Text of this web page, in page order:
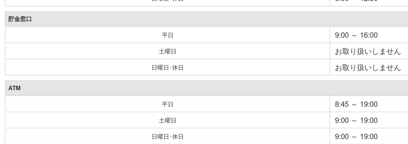
貯金窓口
平日 9:00 ～ 16:00
土曜日 お取り扱いしません
日曜日･休日 お取り扱いしません
ATM
平日 8:45 ～ 19:00
土曜日 9:00 ～ 19:00
日曜日･休日 9:00 ～ 19:00